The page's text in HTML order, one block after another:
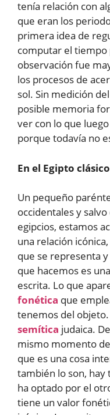
tenía relación con
que eran los
primera idea de
computar el tiempo
observación fue
los procesos de
sol. Sin medición
posible memoria
ver con lo que
porque todavía no
En el Egipto
Un pequeño
occidentales y salvo
egipcios, estamos
una relación
que se representa
que hacemos es
escrita. Lo que
fonética que
tenemos del
semítica judaica.
mismo momento
que es una cosa
también lo son, hay
ha optado por el
tiene un valor